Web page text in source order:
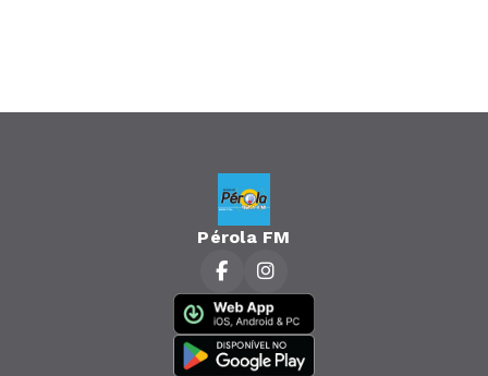
Pérola FM